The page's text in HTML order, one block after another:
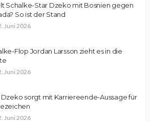
Schalke-Star Dzeko mit Bosnien gegen
So ist der Stand
Juni 2026
Flop Jordan Larsson zieht es in die
Juni 2026
Dzeko sorgt mit Karriereende-Aussage für
Juni 2026